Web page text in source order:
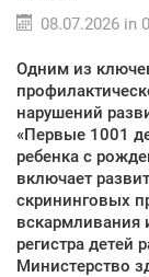
08.07.2026 in
Одним из
нарушений
«Первые 1001
ребенка с
включает
скрининговых
вскармливания
регистра детей
Министерство